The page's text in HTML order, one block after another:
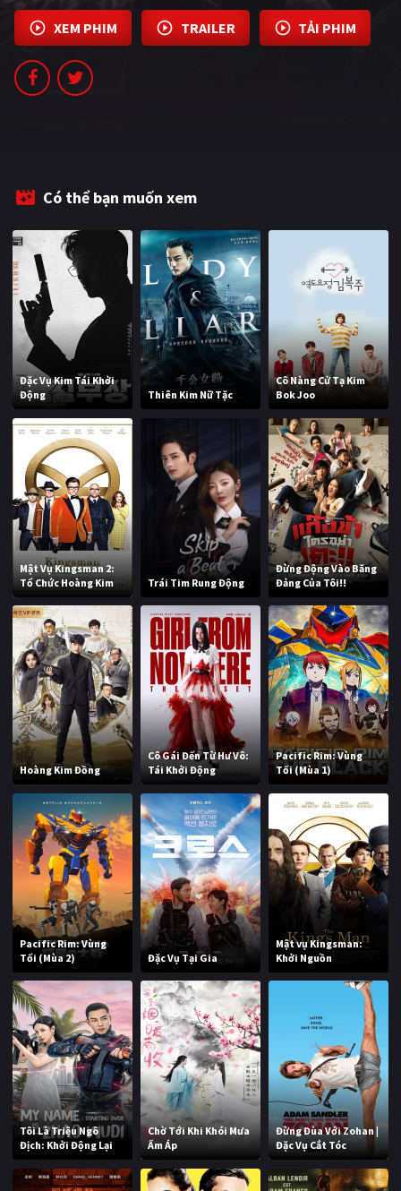
CẬP NHẬT
PHIM MỚI
BLOG
XEM PHIM TRAILER TẢI PHIM
Có thể bạn muốn xem
Đặc Vụ Kim Tái Khởi
Động
Thiên Kim Nữ Tặc
Cô Nàng Cử Tạ Kim
Bok Joo
Mật Vụ Kingsman 2:
Tổ Chức Hoàng Kim
Trái Tim Rung Động
Đừng Động Vào Băng
Đảng Của Tôi!!
Hoàng Kim Đồng
Cô Gái Đến Từ Hư Vô:
Tái Khởi Động
Pacific Rim: Vùng
Tối (Mùa 1)
Pacific Rim: Vùng
Tối (Mùa 2)
Đặc Vụ Tại Gia
Mật vụ Kingsman:
Khởi Nguồn
Tôi Là Triệu Ngô
Địch: Khởi Động Lại
Chờ Tới Khi Khói Mưa
Ấm Áp
Đừng Đùa Với Zohan |
Đặc Vụ Cắt Tóc